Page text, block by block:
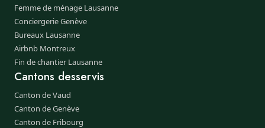
Femme de ménage Lausanne
Conciergerie Genève
Bureaux Lausanne
Airbnb Montreux
Fin de chantier Lausanne
Cantons desservis
Canton de Vaud
Canton de Genève
Canton de Fribourg